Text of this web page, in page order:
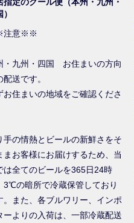
意※※
・九州・四国 お住まいの方向
配送です。
お住まいの地域をご確認くださ
手の情熱とビールの新鮮さをそ
まお客様にお届けするため、当
は全てのビールを365日24時
3℃の暗所で冷蔵保管しており
。また、各ブルワリー、インポ
ーよりの入荷は、一部冷蔵配送